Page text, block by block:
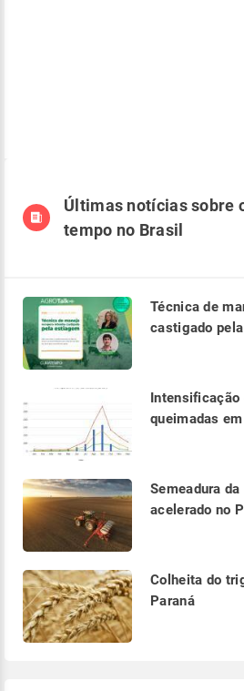
Últimas notícias sobre
tempo no Brasil
Técnica de
castigado
Intensificação
queimadas
Semeadura
acelerado no
Colheita do
Paraná